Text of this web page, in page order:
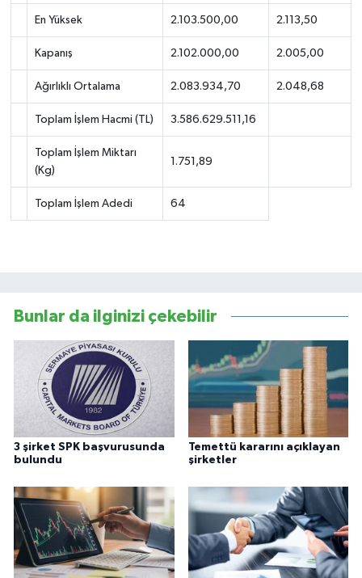
En Yüksek 2.103.500,00 2.113,50
Kapanış 2.102.000,00 2.005,00
Ağırlıklı Ortalama 2.083.934,70 2.048,68
Toplam İşlem Hacmi (TL) 3.586.629.511,16
Toplam İşlem Miktarı
(Kg)
1.751,89
Toplam İşlem Adedi 64
Bunlar da ilginizi çekebilir
3 şirket SPK başvurusunda
bulundu
Temettü kararını açıklayan
şirketler